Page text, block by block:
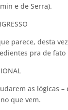
e de Serra).
parece, desta
pra de fato
as lógicas
que vem.